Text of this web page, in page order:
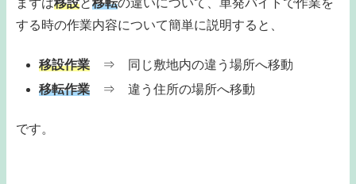
する時の作業内容について簡単に説明すると、
移設作業 ⇒ 同じ敷地内の違う場所へ移動
移転作業 ⇒ 違う住所の場所へ移動
です。